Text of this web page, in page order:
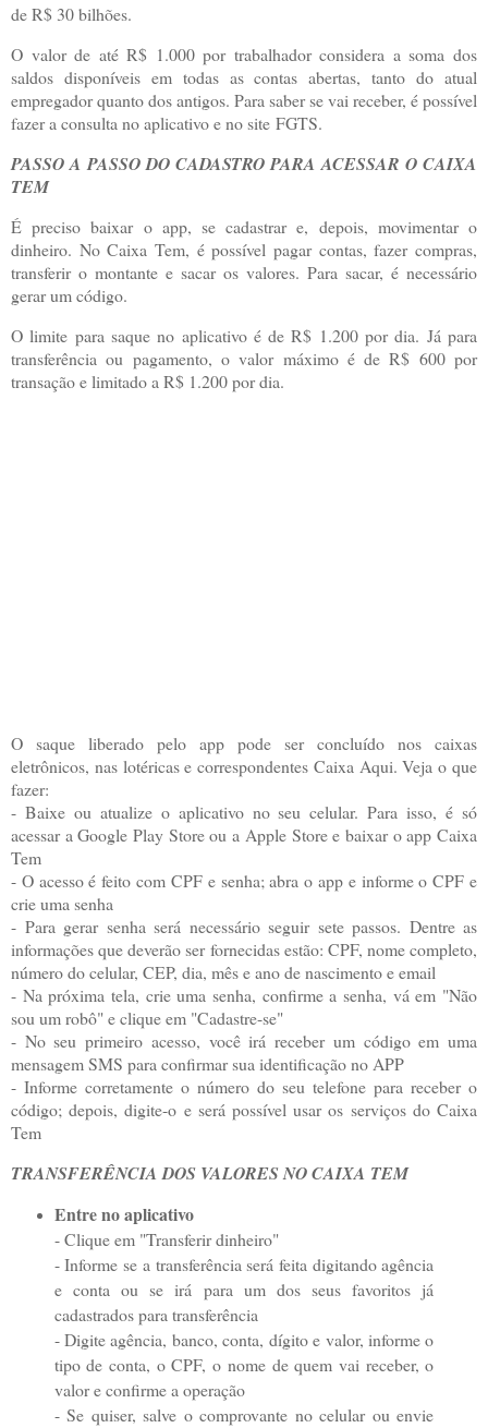
de R$ 30 bilhões.
O valor de até R$ 1.000 por trabalhador considera a soma dos
saldos disponíveis em todas as contas abertas, tanto do atual
empregador quanto dos antigos. Para saber se vai receber, é possível
fazer a consulta no aplicativo e no site FGTS.
PASSO A PASSO DO CADASTRO PARA ACESSAR O CAIXA
TEM
É preciso baixar o app, se cadastrar e, depois, movimentar o
dinheiro. No Caixa Tem, é possível pagar contas, fazer compras,
transferir o montante e sacar os valores. Para sacar, é necessário
gerar um código.
O limite para saque no aplicativo é de R$ 1.200 por dia. Já para
transferência ou pagamento, o valor máximo é de R$ 600 por
transação e limitado a R$ 1.200 por dia.
O saque liberado pelo app pode ser concluído nos caixas
eletrônicos, nas lotéricas e correspondentes Caixa Aqui. Veja o que
fazer:
- Baixe ou atualize o aplicativo no seu celular. Para isso, é só
acessar a Google Play Store ou a Apple Store e baixar o app Caixa
Tem
- O acesso é feito com CPF e senha; abra o app e informe o CPF e
crie uma senha
- Para gerar senha será necessário seguir sete passos. Dentre as
informações que deverão ser fornecidas estão: CPF, nome completo,
número do celular, CEP, dia, mês e ano de nascimento e email
- Na próxima tela, crie uma senha, confirme a senha, vá em "Não
sou um robô" e clique em "Cadastre-se"
- No seu primeiro acesso, você irá receber um código em uma
mensagem SMS para confirmar sua identificação no APP
- Informe corretamente o número do seu telefone para receber o
código; depois, digite-o e será possível usar os serviços do Caixa
Tem
TRANSFERÊNCIA DOS VALORES NO CAIXA TEM
Entre no aplicativo
- Clique em "Transferir dinheiro"
- Informe se a transferência será feita digitando agência
e conta ou se irá para um dos seus favoritos já
cadastrados para transferência
- Digite agência, banco, conta, dígito e valor, informe o
tipo de conta, o CPF, o nome de quem vai receber, o
valor e confirme a operação
- Se quiser, salve o comprovante no celular ou envie